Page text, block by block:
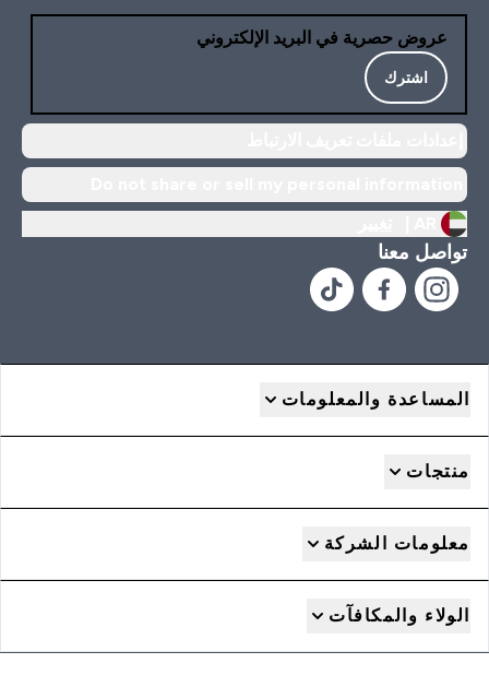
عروض حصرية في البريد الإلكتروني
اشترك
تواصل معنا
المساعدة والمعلومات
منتجات
معلومات الشركة
الولاء والمكافآت